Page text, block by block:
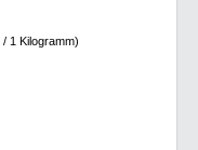
1 Kilogramm)